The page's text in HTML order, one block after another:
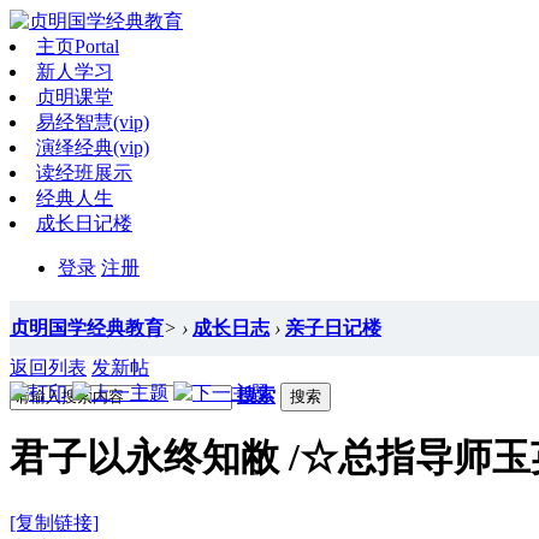
主页Portal
新人学习
贞明课堂
易经智慧(vip)
演绎经典(vip)
读经班展示
经典人生
成长日记楼
登录 注册
贞明国学经典教育> › 成长日志 › 亲子日记楼
搜索 搜索
返回列表 发新帖
君子以永终知敝 /☆总指导师玉
[复制链接]